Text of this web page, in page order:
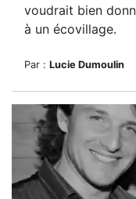
voudrait bien
à un écovillage.
Par : Lucie Dumoulin